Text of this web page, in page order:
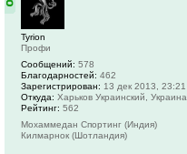
Tyrion
Профи
Сообщений: 578
Благодарностей: 462
Зарегистрирован: 13 дек 2013, 23:21
Откуда: Харьков Украинский, Украина
Рейтинг: 562
Мохаммедан Спортинг (Индия)
Килмарнок (Шотландия)